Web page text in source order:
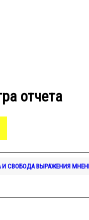
отчета
И СВОБОДА ВЫРАЖЕНИЯ